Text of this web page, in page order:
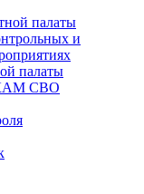
палаты
и
палаты
СВО